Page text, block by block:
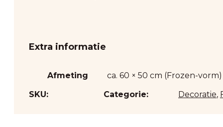
Extra informatie
Afmeting
ca. 60 × 50 cm (Frozen-vorm)
SKU:
Categorie: Decoratie,